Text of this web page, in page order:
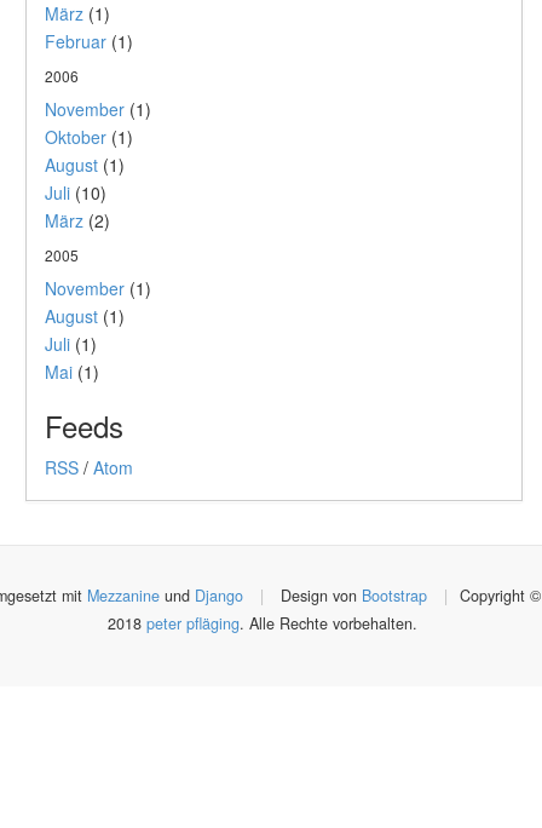
März (1)
Februar (1)
2006
November (1)
Oktober (1)
August (1)
Juli (10)
März (2)
2005
November (1)
August (1)
Juli (1)
Mai (1)
Feeds
RSS / Atom
mit Mezzanineund Django | Design von Bootstrap |
Copyright ©
2018 peter pfläging. Alle Rechte vorbehalten.